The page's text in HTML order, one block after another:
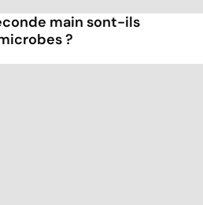
main sont-ils
?